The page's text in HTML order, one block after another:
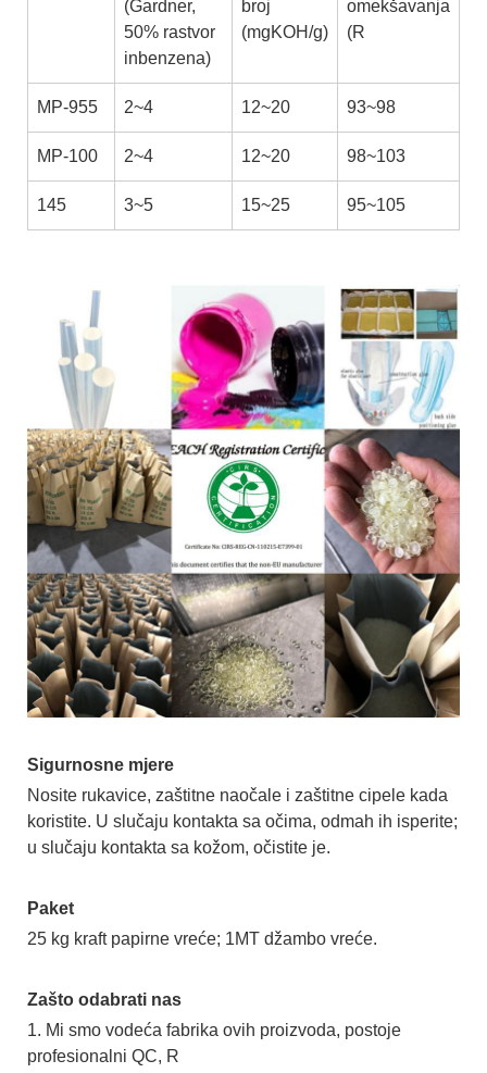
(Gardner,
50% rastvor
inbenzena)
broj
(mgKOH/g)
omekšavanja
(R
MP-955 2~4 12~20 93~98
MP-100 2~4 12~20 98~103
145 3~5 15~25 95~105
Sigurnosne mjere
Nosite rukavice, zaštitne naočale i zaštitne cipele kada
koristite. U slučaju kontakta sa očima, odmah ih isperite;
u slučaju kontakta sa kožom, očistite je.
Paket
25 kg kraft papirne vreće; 1MT džambo vreće.
Zašto odabrati nas
1. Mi smo vodeća fabrika ovih proizvoda, postoje
profesionalni QC, R